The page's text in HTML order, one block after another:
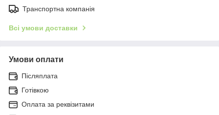
Транспортна компанія
Всі умови доставки
Умови оплати
Післяплата
Готівкою
Оплата за реквізитами